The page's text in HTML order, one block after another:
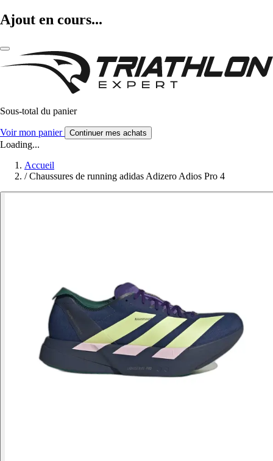
Ajout en cours...
Sous-total du panier
Voir mon panier Continuer mes achats
Loading...
Accueil
/ Chaussures de running adidas Adizero Adios Pro 4